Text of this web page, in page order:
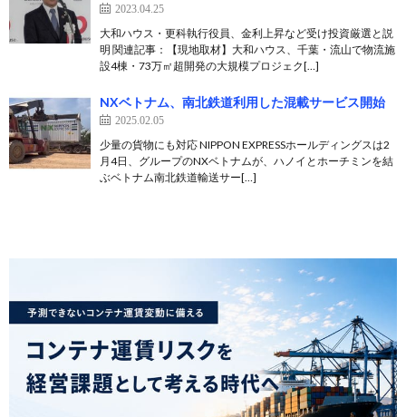
2023.04.25
大和ハウス・更科執行役員、金利上昇など受け投資厳選と説
明 関連記事：【現地取材】大和ハウス、千葉・流山で物流施
設4棟・73万㎡超開発の大規模プロジェク[…]
NXベトナム、南北鉄道利用した混載サービス開始
2025.02.05
少量の貨物にも対応 NIPPON EXPRESSホールディングスは2
月4日、グループのNXベトナムが、ハノイとホーチミンを結
ぶベトナム南北鉄道輸送サー[…]